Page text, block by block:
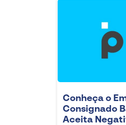
Conheça o
Consignado
Aceita